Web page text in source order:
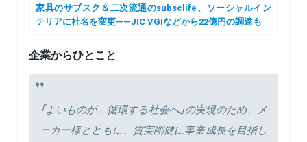
家具のサブスク＆二次流通のsubsclife、ソーシャルイン
テリアに社名を変更——JIC VGIなどから22億円の調達も
企業からひとこと
「よいものが、循環する社会へ」の実現のため、メ
ーカー様とともに、質実剛健に事業成長を目指し